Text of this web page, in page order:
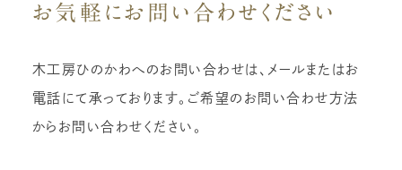
お気軽に お問い合わせください
木工房ひのかわへのお問い合わせは、メールまたはお
電話にて承っております。 ご希望のお問い合わせ方法
からお問い合わせください。